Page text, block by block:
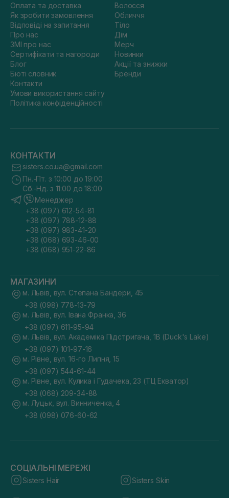
Оплата та доставка
Як зробити замовлення
Відповіді на запитання
Про нас
ЗМІ про нас
Сертифікати та нагороди
Блог
Бюті словник
Контакти
Умови використання сайту
Політика конфіденційності
Волосся
Обличчя
Тіло
Дім
Мерч
Новинки
Акції та знижки
Бренди
КОНТАКТИ
sisters.co.ua@gmail.com
Пн.-Пт. з 10:00 до 19:00
Сб.-Нд. з 11:00 до 18:00
Менеджер
+38 (097) 612-54-81
+38 (097) 788-12-88
+38 (097) 983-41-20
+38 (068) 693-46-00
+38 (068) 951-22-86
МАГАЗИНИ
м. Львів, вул. Степана Бандери, 45
+38 (098) 778-13-79
м. Львів, вул. Івана Франка, 36
+38 (097) 611-95-94
м. Львів, вул. Академіка Підстригача, 1В (Duck's Lake)
+38 (097) 101-97-16
м. Рівне, вул. 16-го Липня, 15
+38 (097) 544-61-44
м. Рівне, вул. Кулика і Гудачека, 23 (ТЦ Екватор)
+38 (068) 209-34-88
м. Луцьк, вул. Винниченка, 4
+38 (098) 076-60-62
СОЦІАЛЬНІ МЕРЕЖІ
Sisters Hair Sisters Skin